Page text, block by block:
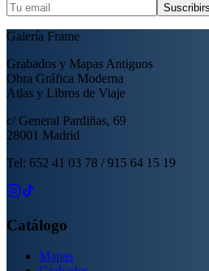
Galería Frame
Grabados y Mapas Antiguos
Obra Gráfica Moderna
Atlas y Libros de Viaje
c/ General Pardiñas, 69
28001 Madrid
Tel: 652 41 03 78 / 915 64 15 19
Catálogo
Mapas